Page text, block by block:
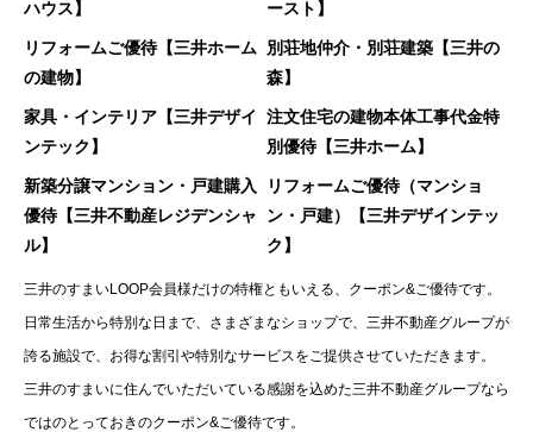
ハウス】
ースト】
リフォームご優待【三井ホーム
の建物】
別荘地仲介・別荘建築【三井の
森】
家具・インテリア【三井デザイ
ンテック】
注文住宅の建物本体工事代金特
別優待【三井ホーム】
新築分譲マンション・戸建購入
優待【三井不動産レジデンシャ
ル】
リフォームご優待（マンショ
ン・戸建）【三井デザインテッ
ク】
三井のすまいLOOP会員様だけの特権ともいえる、クーポン&ご優待です。
日常生活から特別な日まで、さまざまなショップで、三井不動産グループが
誇る施設で、お得な割引や特別なサービスをご提供させていただきます。
三井のすまいに住んでいただいている感謝を込めた三井不動産グループなら
ではのとっておきのクーポン&ご優待です。